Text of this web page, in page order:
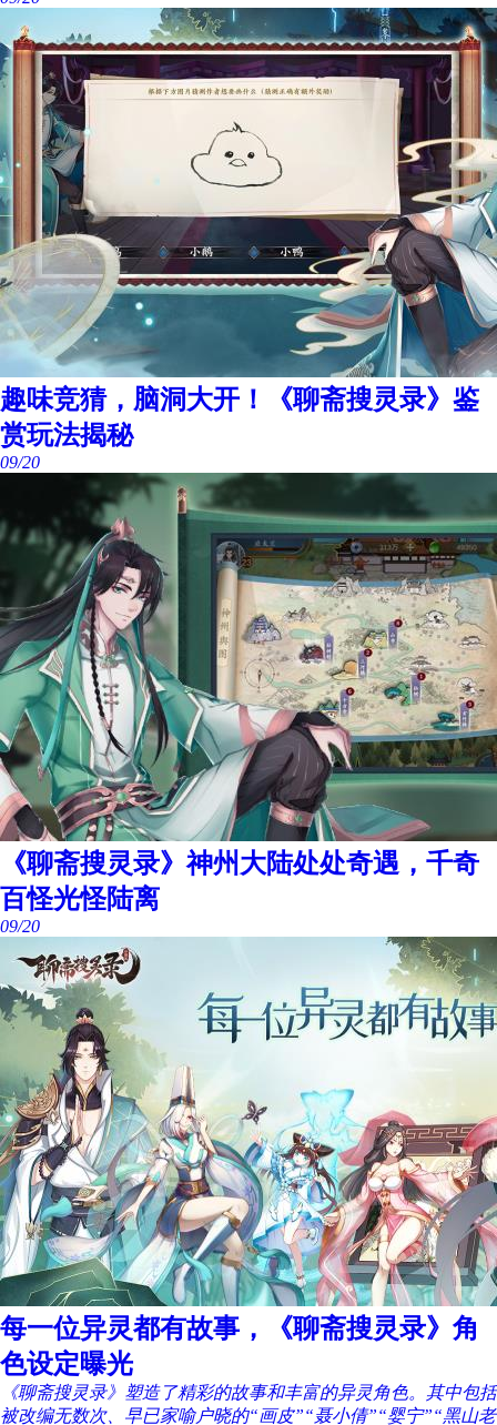
趣味竞猜，脑洞大开！《聊斋搜灵录》鉴
赏玩法揭秘
09/20
《聊斋搜灵录》神州大陆处处奇遇，千奇
百怪光怪陆离
09/20
每一位异灵都有故事，《聊斋搜灵录》角
色设定曝光
《聊斋搜灵录》塑造了精彩的故事和丰富的异灵角色。其中包括
被改编无数次、早已家喻户晓的“画皮”“聂小倩”“婴宁”“黑山老